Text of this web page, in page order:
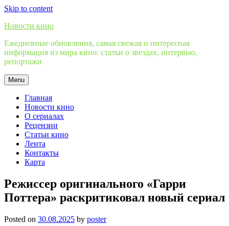
Skip to content
Новости кино
Ежедневные обновления, самая свежая и интересная
информация из мира кино: статьи о звездах, интервью,
репортажи
Menu
Главная
Новости кино
О сериалах
Рецензии
Статьи кино
Лента
Контакты
Карта
Режиссер оригинального «Гарри
Поттера» раскритиковал новый сериал
Posted on 30.08.2025 by poster